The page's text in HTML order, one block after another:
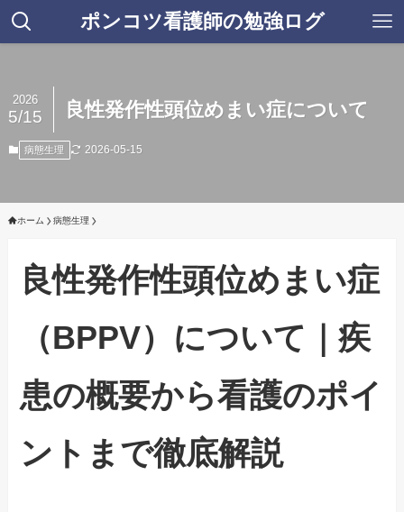
ポンコツ看護師の勉強ログ
良性発作性頭位めまい症について
2026
5/15
病態生理 2026-05-15
ホーム 病態生理
良性発作性頭位めまい症
（BPPV）について｜疾
患の概要から看護のポイ
ントまで徹底解説